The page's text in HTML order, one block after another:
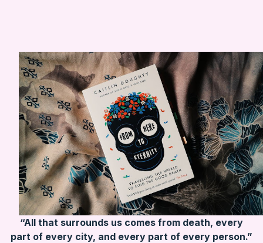
“All that surrounds us comes from death, every
part of every city, and every part of every person.”